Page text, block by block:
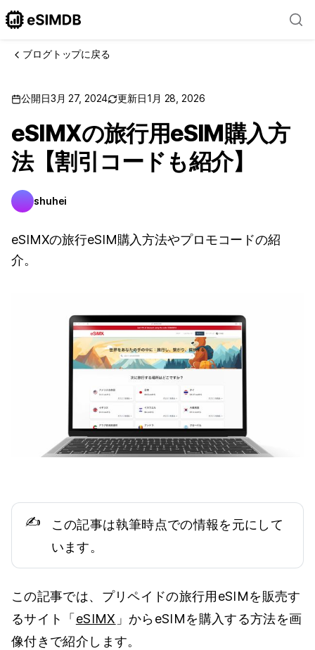
ブログトップに戻る
公開日3月 27, 2024 更新日1月 28, 2026
eSIMXの旅行用eSIM購入方
法【割引コードも紹介】
shuhei
eSIMXの旅行eSIM購入方法やプロモコードの紹
介。
✍️
この記事は執筆時点での情報を元にして
います。
この記事では、プリペイドの旅行用eSIMを販売す
るサイト「 eSIMX 」からeSIMを購入する方法を画
像付きで紹介します。